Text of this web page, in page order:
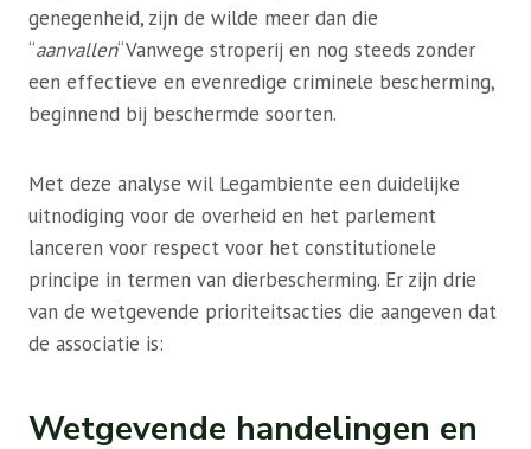
genegenheid, zijn de wilde meer dan die
“aanvallen“Vanwege stroperij en nog steeds zonder
een effectieve en evenredige criminele bescherming,
beginnend bij beschermde soorten.
Met deze analyse wil Legambiente een duidelijke
uitnodiging voor de overheid en het parlement
lanceren voor respect voor het constitutionele
principe in termen van dierbescherming. Er zijn drie
van de wetgevende prioriteitsacties die aangeven dat
de associatie is:
Wetgevende handelingen en